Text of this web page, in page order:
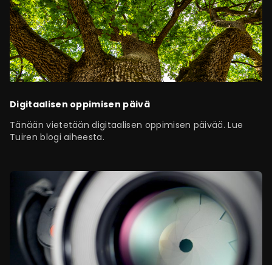
Digitaalisen oppimisen päivä
Tänään vietetään digitaalisen oppimisen päivää. Lue
Tuiren blogi aiheesta.